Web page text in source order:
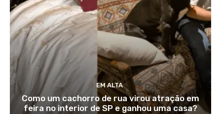
EM ALTA
Como um cachorro de rua virou atração em
feira no interior de SP e ganhou uma casa?